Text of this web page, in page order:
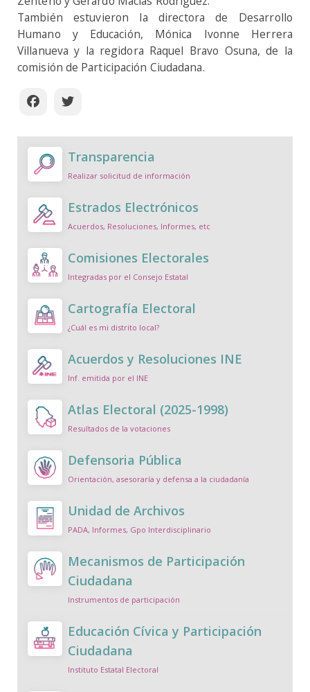
También estuvieron la directora de Desarrollo
Humano y Educación, Mónica Ivonne Herrera
Villanueva y la regidora Raquel Bravo Osuna, de la
comisión de Participación Ciudadana.
Transparencia
Realizar solicitud de información
Estrados Electrónicos
Acuerdos, Resoluciones, Informes, etc
Comisiones Electorales
Integradas por el Consejo Estatal
Cartografía Electoral
¿Cuál es mi distrito local?
Acuerdos y Resoluciones INE
Inf. emitida por el INE
Atlas Electoral (2025-1998)
Resultados de la votaciones
Defensoria Pública
Orientación, asesoraría y defensa a la ciudadanía
Unidad de Archivos
PADA, Informes, Gpo Interdisciplinario
Mecanismos de Participación
Ciudadana
Instrumentos de participación
Educación Cívica y Participación
Ciudadana
Instituto Estatal Electoral